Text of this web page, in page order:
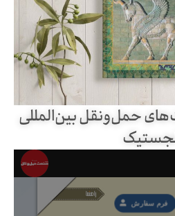
حمل‌ونقل بین‌المللی